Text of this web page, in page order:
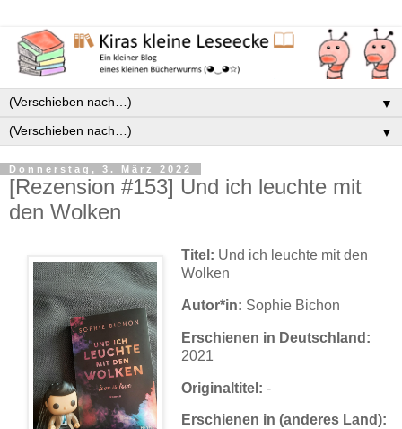
▼
▼
Donnerstag, 3. März 2022
[Rezension #153] Und ich leuchte mit
den Wolken
Titel: Und ich leuchte mit den
Wolken
Autor*in: Sophie Bichon
Erschienen in Deutschland:
2021
Originaltitel: -
Erschienen in (anderes Land):